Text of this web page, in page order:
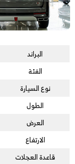
البراند
الفئة
نوع السيارة
الطول
العرض
الارتفاع
قاعدة العجلات